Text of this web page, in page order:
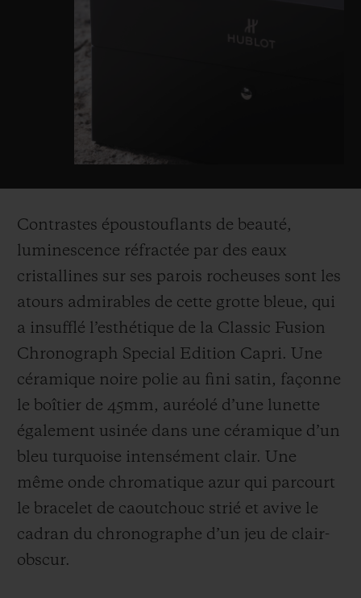
Contrastes époustouflants de beauté,
luminescence réfractée par des eaux
cristallines sur ses parois rocheuses sont les
atours admirables de cette grotte bleue, qui
a insufflé l’esthétique de la Classic Fusion
Chronograph Special Edition Capri. Une
céramique noire polie au fini satin, façonne
le boîtier de 45mm, auréolé d’une lunette
également usinée dans une céramique d’un
bleu turquoise intensément clair. Une
même onde chromatique azur qui parcourt
le bracelet de caoutchouc strié et avive le
cadran du chronographe d’un jeu de clair-
obscur.